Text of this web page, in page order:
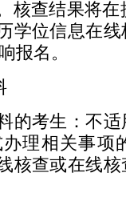
核查结果将
学位信息在线
报名。
考生：不适
理相关事项
核查或在线